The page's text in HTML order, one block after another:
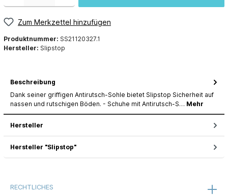
Zum Merkzettel hinzufügen
Produktnummer: SS21120327.1
Hersteller: Slipstop
Beschreibung
Dank seiner griffigen Antirutsch-Sohle bietet Slipstop Sicherheit auf
nassen und rutschigen Böden. - Schuhe mit Antirutsch-S… Mehr
Hersteller
Hersteller "Slipstop"
RECHTLICHES